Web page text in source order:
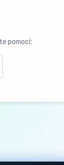
pomocí: